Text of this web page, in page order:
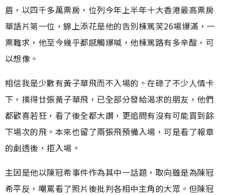
眉，以四千多萬票房，位列今年上半年十大香港最高票房
華語片第一位，錦上添花是他的告別棟篤笑26場爆滿，一
票難求，他至今幾乎都感觸爆喊，他棟篤路有多辛酸，可
以想像。
相信我是少數有黃子華飛而不入場的。在碌了不少人情卡
下，撲得廿張黃子華飛，已全部分發給渴求的朋友，他們
都歡喜若狂，看了後全都大讚，更追問有沒有可能買到餘
下場次的飛。本來也留了兩張飛預備入場，可是看了報章
的劇透後，拒入場。
主因是他以陳冠希事件作為其中一話題，取向雖是為陳冠
希平反，嘲罵看了照片後批判各相中主角的大眾。但陳冠